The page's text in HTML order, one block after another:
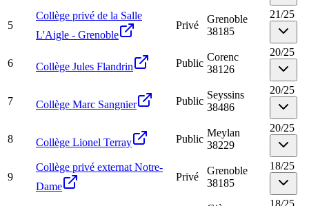
5
Collège privé de la Salle
L'Aigle - Grenoble
Privé
Grenoble
38185
21/25
6 Collège Jules Flandrin Public
Corenc
38126
20/25
7 Collège Marc Sangnier Public
Seyssins
38486
20/25
8 Collège Lionel Terray Public
Meylan
38229
20/25
9
Collège privé externat Notre-
Dame
Privé
Grenoble
38185
18/25
18/25